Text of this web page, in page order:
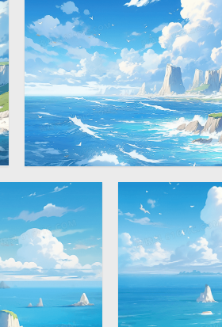
蓝天白云岛屿大海唯美风景
插画